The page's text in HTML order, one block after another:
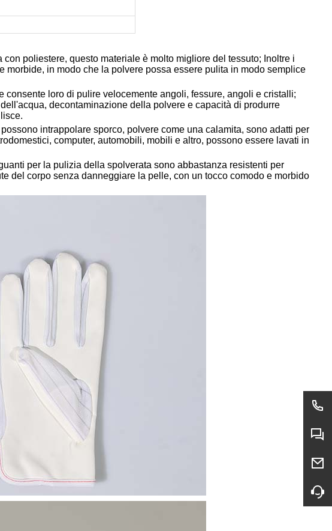
poliestere, questo materiale è molto migliore del tessuto; Inoltre i
in modo che la polvere possa essere pulita in modo semplice
loro di pulire velocemente angoli, fessure, angoli e cristalli;
decontaminazione della polvere e capacità di produrre
intrappolare sporco, polvere come una calamita, sono adatti per
computer, automobili, mobili e altro, possono essere lavati in
per la pulizia della spolverata sono abbastanza resistenti per
del corpo senza danneggiare la pelle, con un tocco comodo e morbido